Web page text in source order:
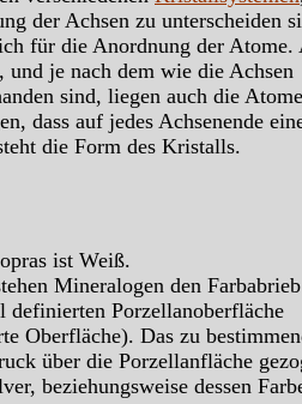
der Achsen zu unterscheiden
für die Anordnung der Atome.
und je nach dem wie die Achsen
sind, liegen auch die
dass auf jedes Achsenende
die Form des Kristalls.
ist Weiß.
Mineralogen den
definierten Porzellanoberfläche
Oberfläche). Das zu
über die Porzellanfläche
beziehungsweise dessen